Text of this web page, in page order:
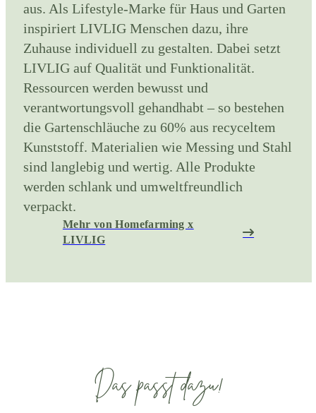
aus. Als Lifestyle-Marke für Haus und Garten
inspiriert LIVLIG Menschen dazu, ihre
Zuhause individuell zu gestalten. Dabei setzt
LIVLIG auf Qualität und Funktionalität.
Ressourcen werden bewusst und
verantwortungsvoll gehandhabt – so bestehen
die Gartenschläuche zu 60% aus recyceltem
Kunststoff. Materialien wie Messing und Stahl
sind langlebig und wertig. Alle Produkte
werden schlank und umweltfreundlich
verpackt.
Mehr von Homefarming x
LIVLIG
Das passt dazu!